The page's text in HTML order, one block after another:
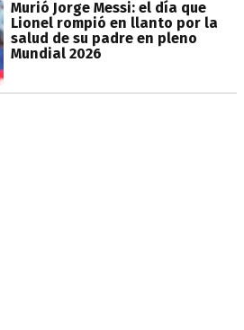
Murió Jorge Messi: el día que
Lionel rompió en llanto por la
salud de su padre en pleno
Mundial 2026